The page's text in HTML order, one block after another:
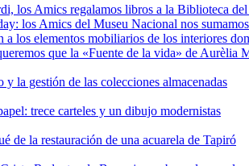
los Amics regalamos libros a la Biblioteca
los Amics del Museu Nacional nos
los elementos mobiliarios de los interiores
que la «Fuente de la vida» de Aurèlia
y la gestión de las colecciones almacenadas
trece carteles y un dibujo modernistas
de la restauración de una acuarela de Tapiró